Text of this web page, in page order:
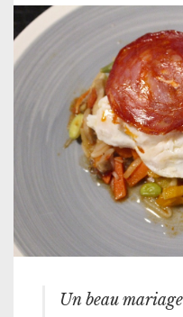
Un beau